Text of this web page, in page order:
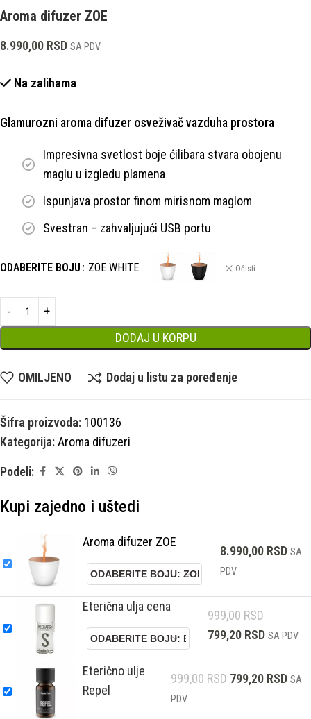
Aroma difuzer ZOE
8.990,00 RSD SA PDV
Na zalihama
Glamurozni aroma difuzer osveživač vazduha prostora
Impresivna svetlost boje ćilibara stvara obojenu
maglu u izgledu plamena
Ispunjava prostor finom mirisnom maglom
Svestran – zahvaljujući USB portu
ODABERITE BOJU ZOE WHITE Očisti
DODAJ U KORPU
OMILJENO Dodaj u listu za poređenje
Šifra proizvoda: 100136
Kategorija:Aroma difuzeri
Podeli:
Kupi zajedno i uštedi
Aroma difuzer ZOE
8.990,00 RSD SA
PDV
Eterična ulja cena
999,00RSD
799,20 RSD SA PDV
Eterično ulje
Repel
999,00RSD 799,20 RSD SA
PDV